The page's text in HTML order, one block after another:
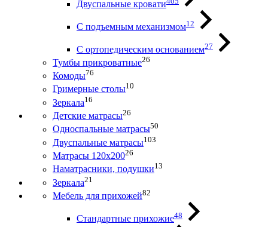
Двуспальные кровати
С подъемным механизмом12
С ортопедическим основанием27
Тумбы прикроватные26
Комоды76
Гримерные столы10
Зеркала16
Детские матрасы26
Односпальные матрасы50
Двуспальные матрасы103
Матрасы 120х20026
Наматрасники, подушки13
Зеркала21
Мебель для прихожей82
Стандартные прихожие48